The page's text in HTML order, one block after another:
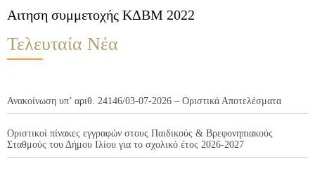
Αιτηση συμμετοχής ΚΔΒΜ 2022
Τελευταία Νέα
Ανακοίνωση υπ’ αριθ. 24146/03-07-2026 – Οριστικά Αποτελέσματα
Οριστικοί πίνακες εγγραφών στους Παιδικούς & Βρεφονηπιακούς
Σταθμούς του Δήμου Ιλίου για το σχολικό έτος 2026-2027